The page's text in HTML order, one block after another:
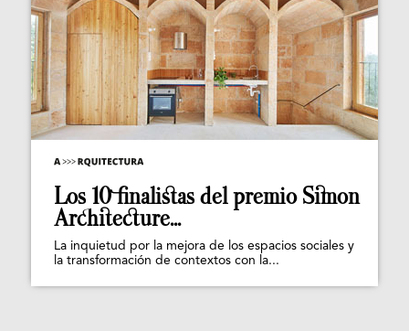
Los 10 finalistas del premio Simon
Architecture...
La inquietud por la mejora de los espacios sociales y
la transformación de contextos con la...